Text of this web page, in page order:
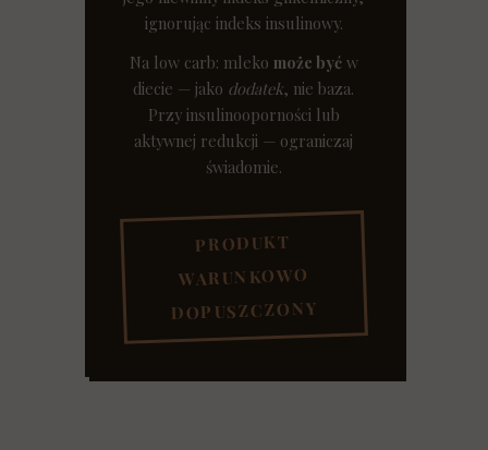
ignorując indeks insulinowy.
Na low carb: mleko może byćw
diecie — jako dodatek, nie baza.
Przy insulinooporności lub
aktywnej redukcji — ograniczaj
świadomie.
PRODUKT
WARUNKOWO
DOPUSZCZONY